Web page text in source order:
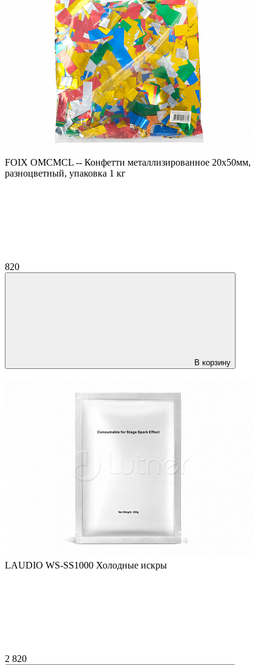
FOIX OMCMCL -- Конфетти металлизированное 20х50мм,
разноцветный, упаковка 1 кг
820
В корзину
LAUDIO WS-SS1000 Холодные искры
2 820